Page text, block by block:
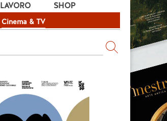
Cinema & TV
LAVORO SHOP